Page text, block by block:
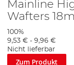
Mainline
Wafters
100%
9,53 € - 9,96 €
Nicht lieferbar
Zum Produkt